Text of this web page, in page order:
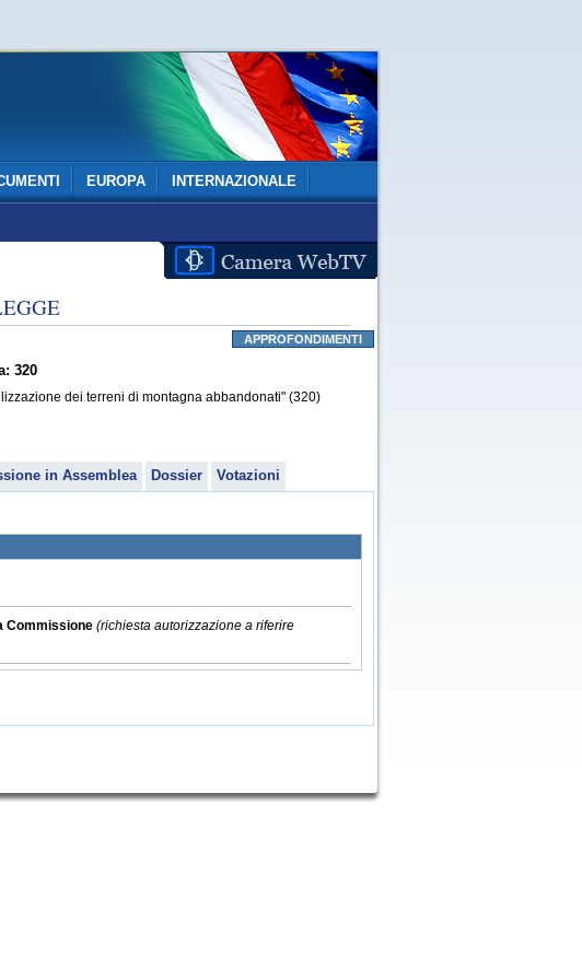
EUROPA INTERNAZIONALE
APPROFONDIMENTI
320
dei terreni di montagna abbandonati" (320)
in Assemblea Dossier Votazioni
Commissione (richiesta autorizzazione a riferire